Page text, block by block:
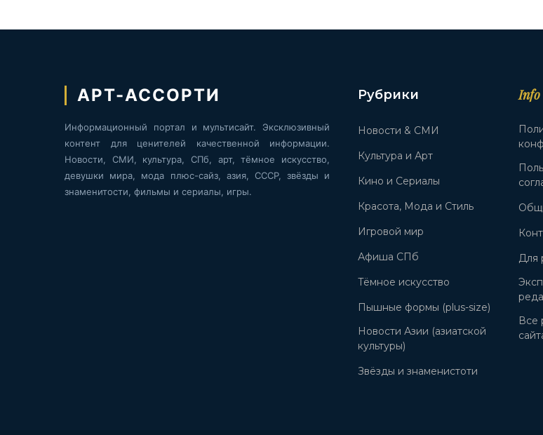
АРТ-АССОРТИ
Информационный портал и мультисайт. Эксклюзивный
контент для ценителей качественной информации.
Новости, СМИ, культура, СПб, арт, тёмное искусство,
девушки мира, мода плюс-сайз, азия, СССР, звёзды и
знаменитости, фильмы и сериалы, игры.
Рубрики
Новости & СМИ
Культура и Арт
Кино и Сериалы
Красота, Мода и Стиль
Игровой мир
Афиша СПб
Тёмное искусство
Пышные формы (plus-size)
Новости Азии (азиатской
культуры)
Звёзды и знаменистоти
Info
Для
Все